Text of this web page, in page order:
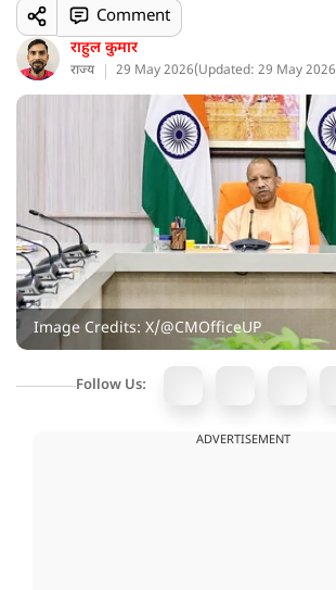
राहुल कुमार
राज्य 29 May 2026(Updated: 29 May 2026
Comment
Image Credits: X/@CMOfficeUP
Follow Us:
ADVERTISEMENT